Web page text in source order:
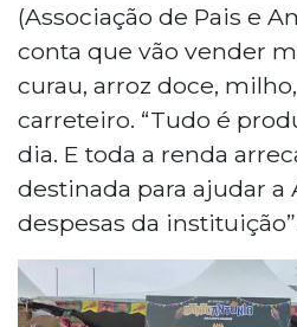
(Associação de Pais e
conta que vão vender
curau, arroz doce,
carreteiro. “Tudo é
dia. E toda a renda
destinada para ajudar a
despesas da